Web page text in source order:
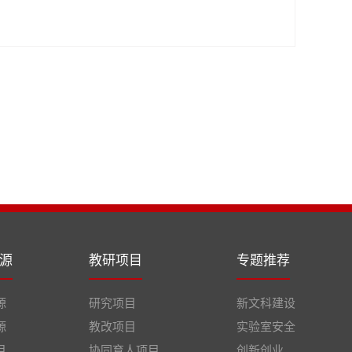
教研项目
研究项目
教改项目
专题推荐
新文科建设
实验室安全